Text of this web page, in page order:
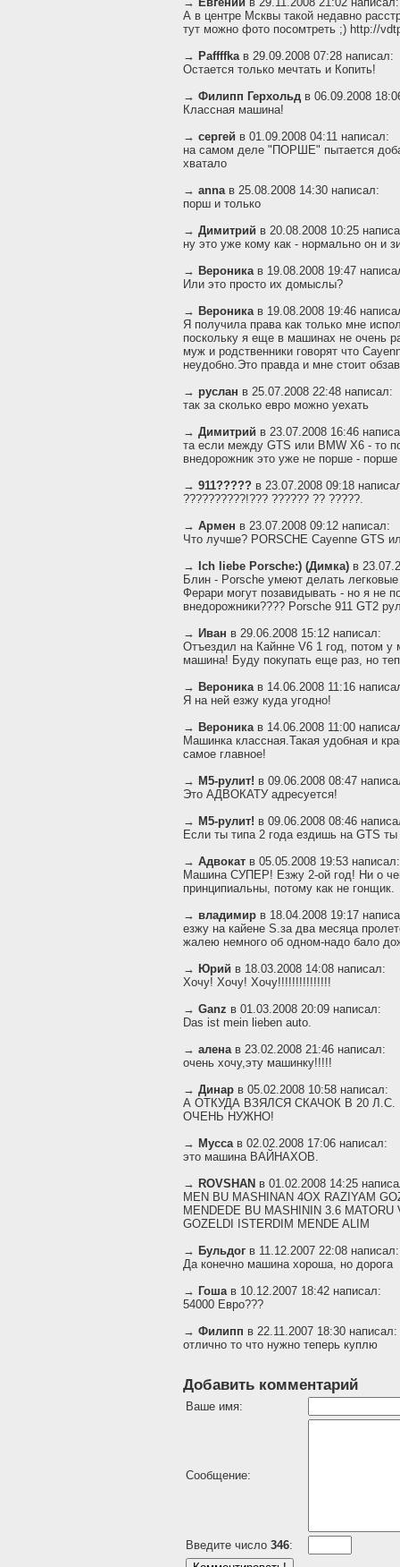
А в центре Мсквы такой недавно
тут можно фото посомтреть ;) http://
→ Paffffkaв 29.09.2008 07:28 написал:
Остается только мечтать и Копить!
→ Филипп Герхольд в 06.09.2008
Классная машина!
→ сергей в 01.09.2008 04:11 написал:
на самом деле "ПОРШЕ" пытается
хватало
→ annaв 25.08.2008 14:30 написал:
порш и только
→ Димитрий в 20.08.2008 10:25
ну это уже кому как - нормально он и
→ Вероникав 19.08.2008 19:47
Или это просто их домыслы?
→ Вероникав 19.08.2008 19:46
Я получила права как только мне
поскольку я еще в машинах не очень
муж и родственники говорят что
неудобно.Это правда и мне стоит
→ руслан в 25.07.2008 22:48 написал:
так за сколько евро можно уехать
→ Димитрий в 23.07.2008 16:46
та если между GTS или BMW X6 - то
внедорожник это уже не порше -
→ 911????? в 23.07.2008 09:18
??????????!??? ?????? ?? ?????.
→ Армен в 23.07.2008 09:12 написал:
Что лучше? PORSCHE Cayenne GTS
→
Ich liebe Porsche:) (Димка) в
Блин - Porsche умеют делать
Ферари могут позавидывать - но я не
внедорожники???? Porsche 911 GT2
→ Иван в 29.06.2008 15:12 написал:
Отъездил на Кайнне V6 1 год, потом
машина! Буду покупать еще раз, но
→ Вероникав 14.06.2008 11:16
Я на ней езжу куда угодно!
→ Вероникав 14.06.2008 11:00
Машинка классная.Такая удобная и
самое главное!
→ М5-рулит! в 09.06.2008 08:47
Это АДВОКАТУ адресуется!
→ М5-рулит! в 09.06.2008 08:46
Если ты типа 2 года ездишь на GTS
→ Адвокат в 05.05.2008 19:53 написал:
Машина СУПЕР! Езжу 2-ой год! Ни о
принципиальны, потому как не гонщик.
→ владимир в 18.04.2008 19:17
езжу на кайене S.за два месяца
жалею немного об одном-надо бало
→ Юрий в 18.03.2008 14:08 написал:
Хочу! Хочу! Хочу!!!!!!!!!!!!!!!
→ Ganz в 01.03.2008 20:09 написал:
Das ist mein lieben auto.
→ аленав 23.02.2008 21:46 написал:
очень хочу,эту машинку!!!!!
→ Динар в 05.02.2008 10:58 написал:
А ОТКУДА ВЗЯЛСЯ СКАЧОК В 20
ОЧЕНЬ НУЖНО!
→ Муссав 02.02.2008 17:06 написал:
это машина ВАЙНАХОВ.
→ ROVSHAN в 01.02.2008 14:25
MEN BU MASHINAN 4OX RAZIYAM
MENDEDE BU MASHININ 3.6
GOZELDI ISTERDIM MENDE ALIM
→ Бульдог в 11.12.2007 22:08 написал:
Да конечно машина хороша, но дорога
→ Гошав 10.12.2007 18:42 написал:
54000 Евро???
→ Филипп в 22.11.2007 18:30 написал:
отлично то что нужно теперь куплю
Добавить комментарий
Ваше имя:
Сообщение:
Введите число 346: